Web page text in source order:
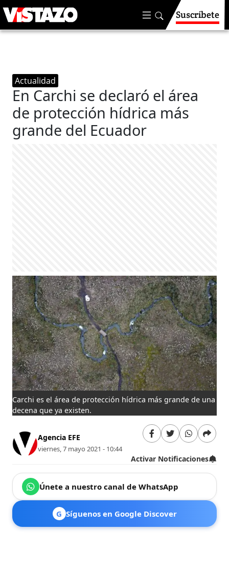
Suscríbete
Actualidad
En Carchi se declaró el área
de protección hídrica más
grande del Ecuador
Carchi es el área de protección hídrica más grande de una
decena que ya existen.
Agencia EFE
viernes, 7 mayo 2021 - 10:44
Activar Notificaciones
Únete a nuestro canal de WhatsApp
G Síguenos en Google Discover